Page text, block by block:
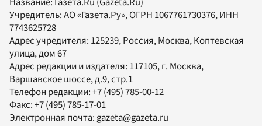
Учредитель:АО «Газета.Ру», ОГРН 1067761730376, ИНН
7743625728
Адрес учредителя: 125239, Россия, Москва, Коптевская
улица, дом 67
Адрес редакции и издателя: 117105, г. Москва,
Варшавское шоссе, д.9, стр.1
Телефон редакции:+7 (495) 785-00-12
Факс:+7 (495) 785-17-01
Электронная почта:gazeta@gazeta.ru